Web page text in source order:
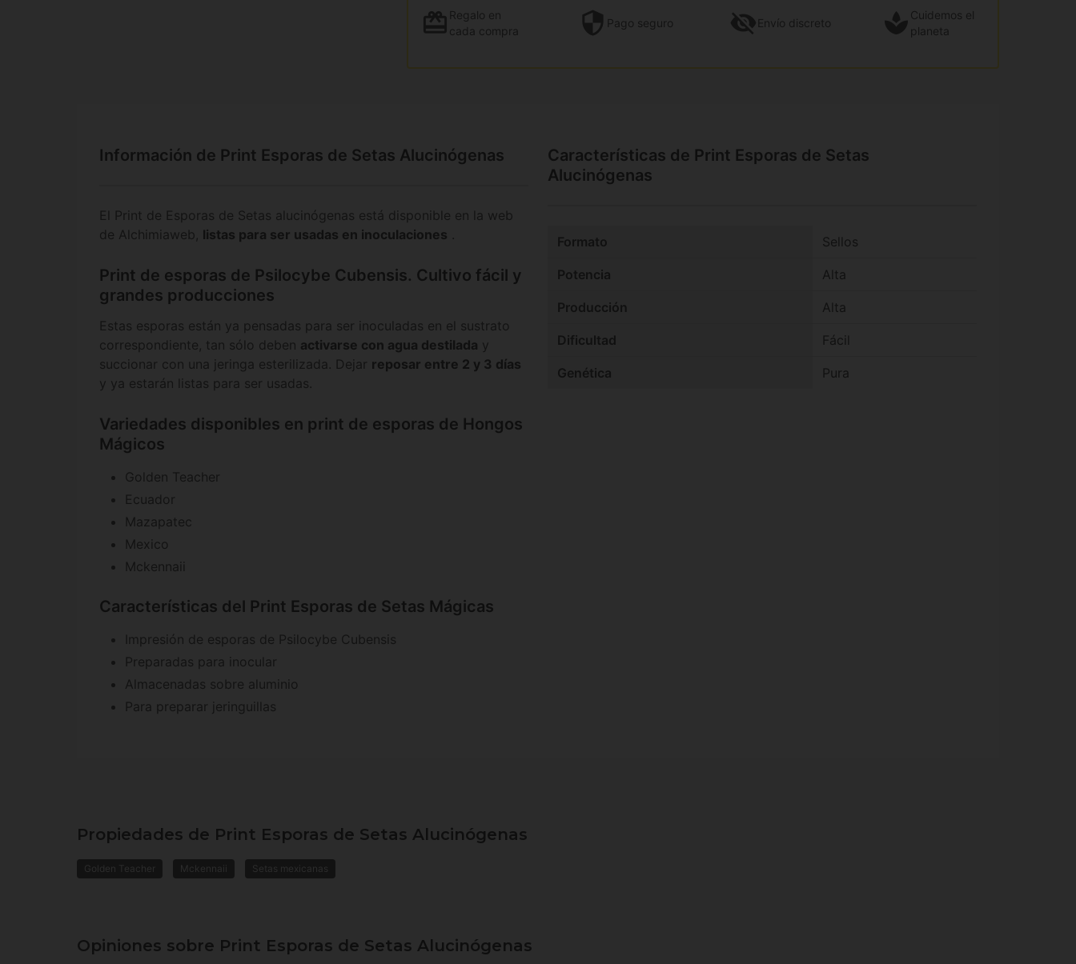
Regalo en
cada compra
Pago seguro Envío discreto
Cuidemos el
planeta
Información de Print Esporas de Setas Alucinógenas
El Print de Esporas de Setas alucinógenas está disponible en la web
de Alchimiaweb, listas para ser usadas en inoculaciones
Print de esporas de Psilocybe Cubensis. Cultivo fácil y
grandes producciones
Estas esporas están ya pensadas para ser inoculadas en el sustrato
correspondiente, tan sólo deben activarse con agua destilada y
succionar con una jeringa esterilizada. Dejar reposar entre 2 y 3 días
y ya estarán listas para ser usadas.
Variedades disponibles en print de esporas de Hongos
Mágicos
Golden Teacher
Ecuador
Mazapatec
Mexico
Mckennaii
Características del Print Esporas de Setas Mágicas
Impresión de esporas de Psilocybe Cubensis
Preparadas para inocular
Almacenadas sobre aluminio
Para preparar jeringuillas
Características de Print Esporas de Setas
Alucinógenas
Formato Sellos
Potencia Alta
Producción Alta
Dificultad Fácil
Genética Pura
Propiedades de Print Esporas de Setas Alucinógenas
Golden Teacher Mckennaii Setas mexicanas
Opiniones sobre Print Esporas de Setas Alucinógenas